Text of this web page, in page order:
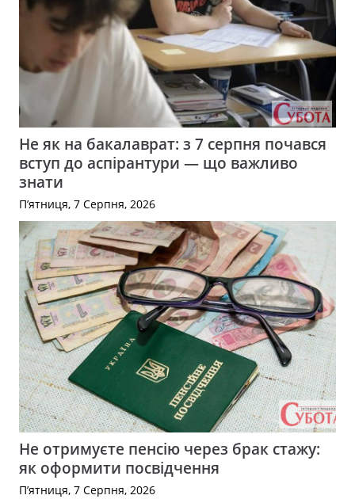
Не як на бакалаврат: з 7 серпня почався
вступ до аспірантури — що важливо
знати
П’ятниця, 7 Серпня, 2026
Не отримуєте пенсію через брак стажу:
як оформити посвідчення
П’ятниця, 7 Серпня, 2026